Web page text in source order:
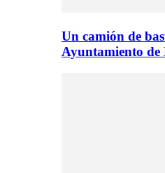
Un camión de
Ayuntamiento